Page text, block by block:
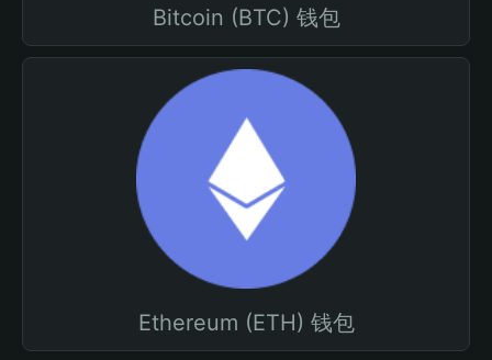
Bitcoin (BTC) 钱包
Ethereum (ETH) 钱包